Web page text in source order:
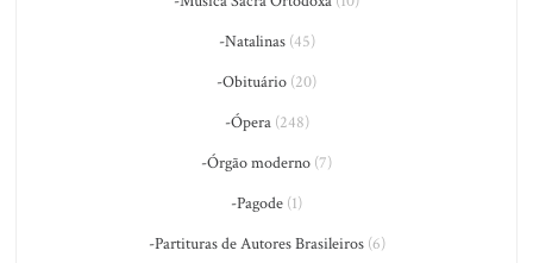
-Natalinas(45)
-Obituário (20)
-Ópera(248)
-Órgão moderno (7)
-Pagode (1)
-Partituras de Autores Brasileiros(6)